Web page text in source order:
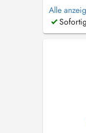
envoyez
Pour
ses
Merci
Alle